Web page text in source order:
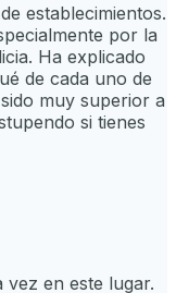
establecimientos.
por la
Ha explicado
de cada uno de
muy superior a
si tienes
en este lugar.